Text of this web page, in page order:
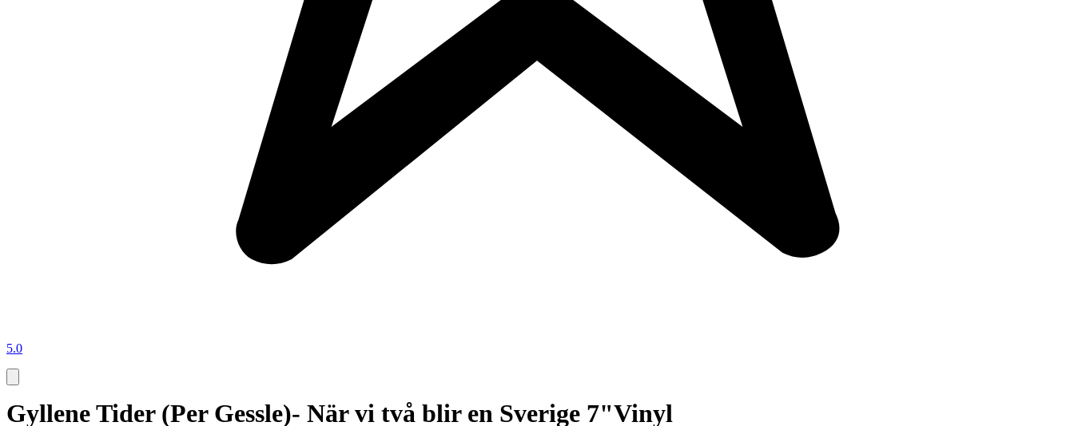
5.0
Gyllene Tider (Per Gessle)- När vi två blir en Sverige 7"Vinyl